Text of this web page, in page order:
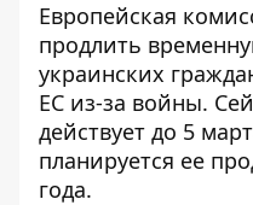
Европейская
продлить
украинских
ЕС из-за войны.
действует до 5
планируется ее
года.